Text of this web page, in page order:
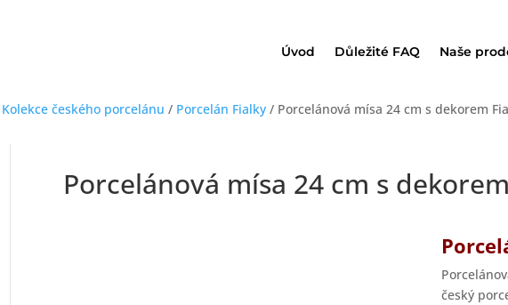
Úvod Důležité FAQ Naše
Kolekce českého porcelánu / Porcelán Fialky / Porcelánová mísa 24 cm s dekorem
Porcelánová mísa 24 cm s
český